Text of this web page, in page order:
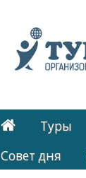
Туры
Cовет дня